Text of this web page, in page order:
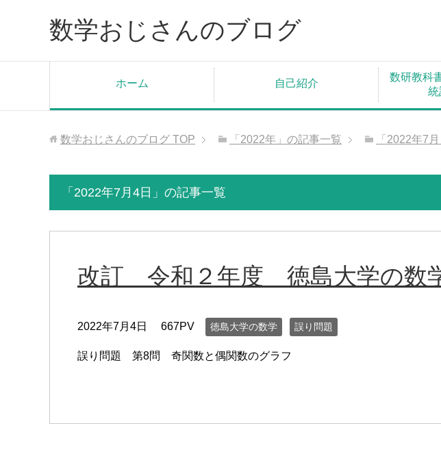
数学おじさんのブログ
ホーム 自己紹介
数研教科
統
数学おじさんのブログ TOP 「2022年」の記事一覧 「2022年7
「2022年7月4日」の記事一覧
改訂 令和２年度 徳島大学の
2022年7月4日 667PV 徳島大学の数学 誤り問題
誤り問題 第8問 奇関数と偶関数のグラフ